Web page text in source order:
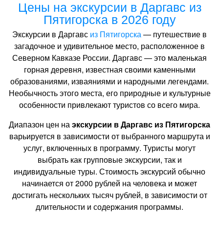
Цены на экскурсии в Даргавс из
Пятигорска в 2026 году
Экскурсии в Даргавс из Пятигорска— путешествие в
загадочное и удивительное место, расположенное в
Северном Кавказе России. Даргавс — это маленькая
горная деревня, известная своими каменными
образованиями, изваяниями и народными легендами.
Необычность этого места, его природные и культурные
особенности привлекают туристов со всего мира.
Диапазон цен наэкскурсии в Даргавс из Пятигорска
варьируется в зависимости от выбранного маршрута и
услуг, включенных в программу. Туристы могут
выбрать как групповые экскурсии, так и
индивидуальные туры. Стоимость экскурсий обычно
начинается от 2000 рублей на человека и может
достигать нескольких тысяч рублей, в зависимости от
длительности и содержания программы.